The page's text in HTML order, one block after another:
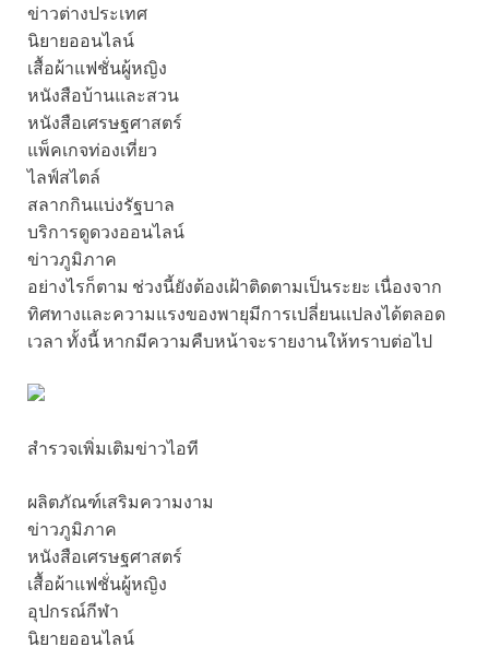
ข่าวต่างประเทศ
นิยายออนไลน์
เสื้อผ้าแฟชั่นผู้หญิง
หนังสือบ้านและสวน
หนังสือเศรษฐศาสตร์
แพ็คเกจท่องเที่ยว
ไลฟ์สไตล์
สลากกินแบ่งรัฐบาล
บริการดูดวงออนไลน์
ข่าวภูมิภาค
อย่างไรก็ตาม ช่วงนี้ยังต้องเฝ้าติดตามเป็นระยะ เนื่องจาก
ทิศทางและความแรงของพายุมีการเปลี่ยนแปลงได้ตลอด
เวลา ทั้งนี้ หากมีความคืบหน้าจะรายงานให้ทราบต่อไป
สำรวจเพิ่มเติมข่าวไอที
ผลิตภัณฑ์เสริมความงาม
ข่าวภูมิภาค
หนังสือเศรษฐศาสตร์
เสื้อผ้าแฟชั่นผู้หญิง
อุปกรณ์กีฬา
นิยายออนไลน์